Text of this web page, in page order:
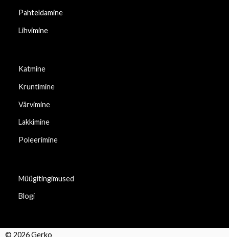
Pahteldamine
Lihvimine
Katmine
Kruntimine
Värvimine
Lakkimine
Poleerimine
Müügitingimused
Blogi
© 2026 Gerko